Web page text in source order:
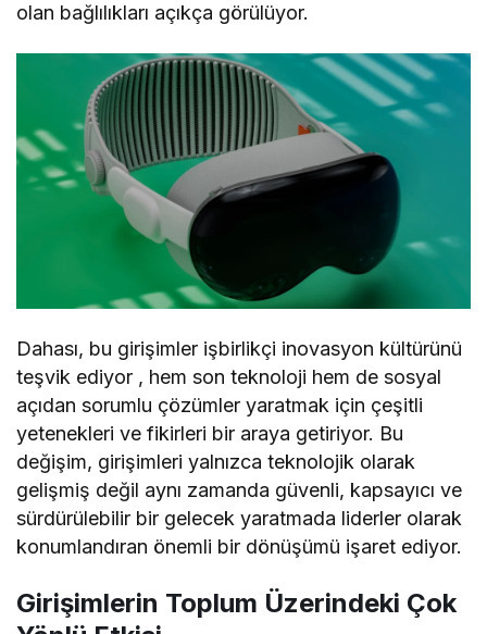
olan bağlılıkları açıkça görülüyor.
Dahası, bu girişimler işbirlikçi inovasyon kültürünü
teşvik ediyor , hem son teknoloji hem de sosyal
açıdan sorumlu çözümler yaratmak için çeşitli
yetenekleri ve fikirleri bir araya getiriyor. Bu
değişim, girişimleri yalnızca teknolojik olarak
gelişmiş değil aynı zamanda güvenli, kapsayıcı ve
sürdürülebilir bir gelecek yaratmada liderler olarak
konumlandıran önemli bir dönüşümü işaret ediyor.
Girişimlerin Toplum Üzerindeki Çok